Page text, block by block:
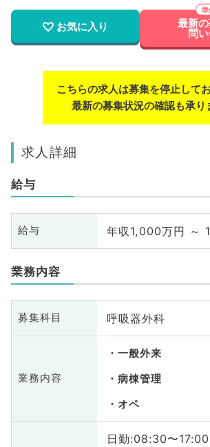
お気に入り 最新
問
こちらの求人は募集を停止してお
最新の募集状況の確認も承り
求人詳細
給与
給与 年収1,000万円 ～
業務内容
募集科目 呼吸器外科
業務内容
一般外来
病棟管理
オペ
日勤:08:30〜